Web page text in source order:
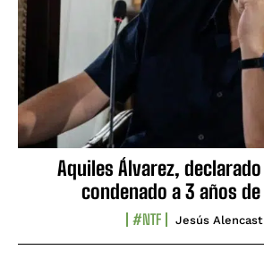
Aquiles Álvarez,
condenado a 3 años
#NTF Jesús